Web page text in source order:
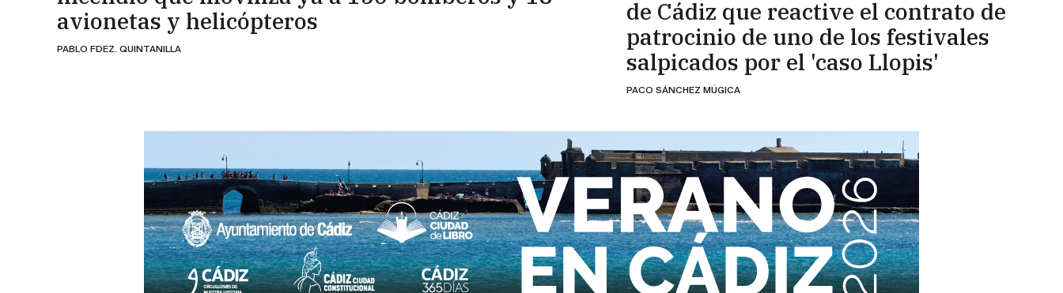
avionetas y helicópteros
PABLO FDEZ. QUINTANILLA
de Cádiz que reactive el contrato de
patrocinio de uno de los festivales
salpicados por el 'caso Llopis'
PACO SÁNCHEZ MÚGICA